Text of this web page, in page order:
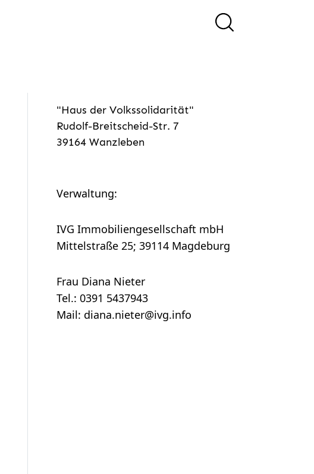
"Haus der Volkssolidarität"
Rudolf-Breitscheid-Str. 7
39164 Wanzleben
Verwaltung:
IVG Immobiliengesellschaft mbH
Mittelstraße 25; 39114 Magdeburg
Frau Diana Nieter
Tel.: 0391 5437943
Mail: diana.nieter@ivg.info